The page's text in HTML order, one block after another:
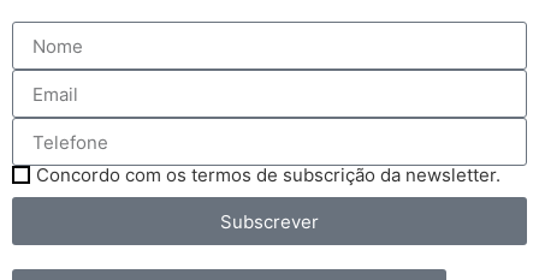
Concordo com os termos de subscrição da newsletter.
Subscrever